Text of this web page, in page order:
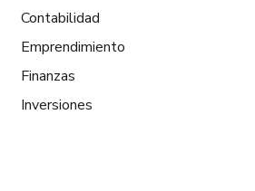
Contabilidad
Emprendimiento
Finanzas
Inversiones